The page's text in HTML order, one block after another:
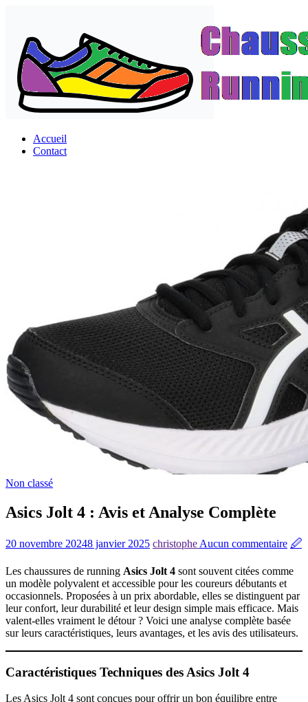
contenu
Accueil
Contact
Non classé
Asics Jolt 4 : Avis et Analyse Complète
20 novembre 20248 janvier 2025 christophe Aucun commentaire 🖉
Les chaussures de running Asics Jolt 4 sont souvent citées comme
un modèle polyvalent et accessible pour les coureurs débutants et
occasionnels. Proposées à un prix abordable, elles se distinguent par
leur confort, leur durabilité et leur design simple mais efficace. Mais
valent-elles vraiment le détour ? Voici une analyse complète basée
sur leurs caractéristiques, leurs avantages, et les avis des utilisateurs.
Caractéristiques Techniques des Asics Jolt 4
Les Asics Jolt 4 sont conçues pour offrir un bon équilibre entre